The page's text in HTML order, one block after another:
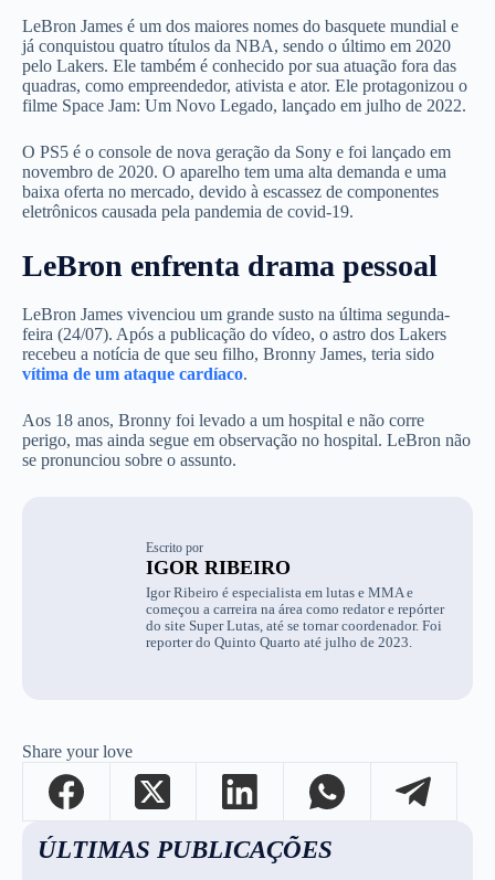
LeBron James é um dos maiores nomes do basquete mundial e
já conquistou quatro títulos da NBA, sendo o último em 2020
pelo Lakers. Ele também é conhecido por sua atuação fora das
quadras, como empreendedor, ativista e ator. Ele protagonizou o
filme Space Jam: Um Novo Legado, lançado em julho de 2022.
O PS5 é o console de nova geração da Sony e foi lançado em
novembro de 2020. O aparelho tem uma alta demanda e uma
baixa oferta no mercado, devido à escassez de componentes
eletrônicos causada pela pandemia de covid-19.
LeBron enfrenta drama pessoal
LeBron James vivenciou um grande susto na última segunda-
feira (24/07). Após a publicação do vídeo, o astro dos Lakers
recebeu a notícia de que seu filho, Bronny James, teria sido
vítima de um ataque cardíaco.
Aos 18 anos, Bronny foi levado a um hospital e não corre
perigo, mas ainda segue em observação no hospital. LeBron não
se pronunciou sobre o assunto.
Escrito por
IGOR RIBEIRO
Igor Ribeiro é especialista em lutas e MMA e
começou a carreira na área como redator e repórter
do site Super Lutas, até se tornar coordenador. Foi
reporter do Quinto Quarto até julho de 2023.
Share your love
ÚLTIMAS PUBLICAÇÕES